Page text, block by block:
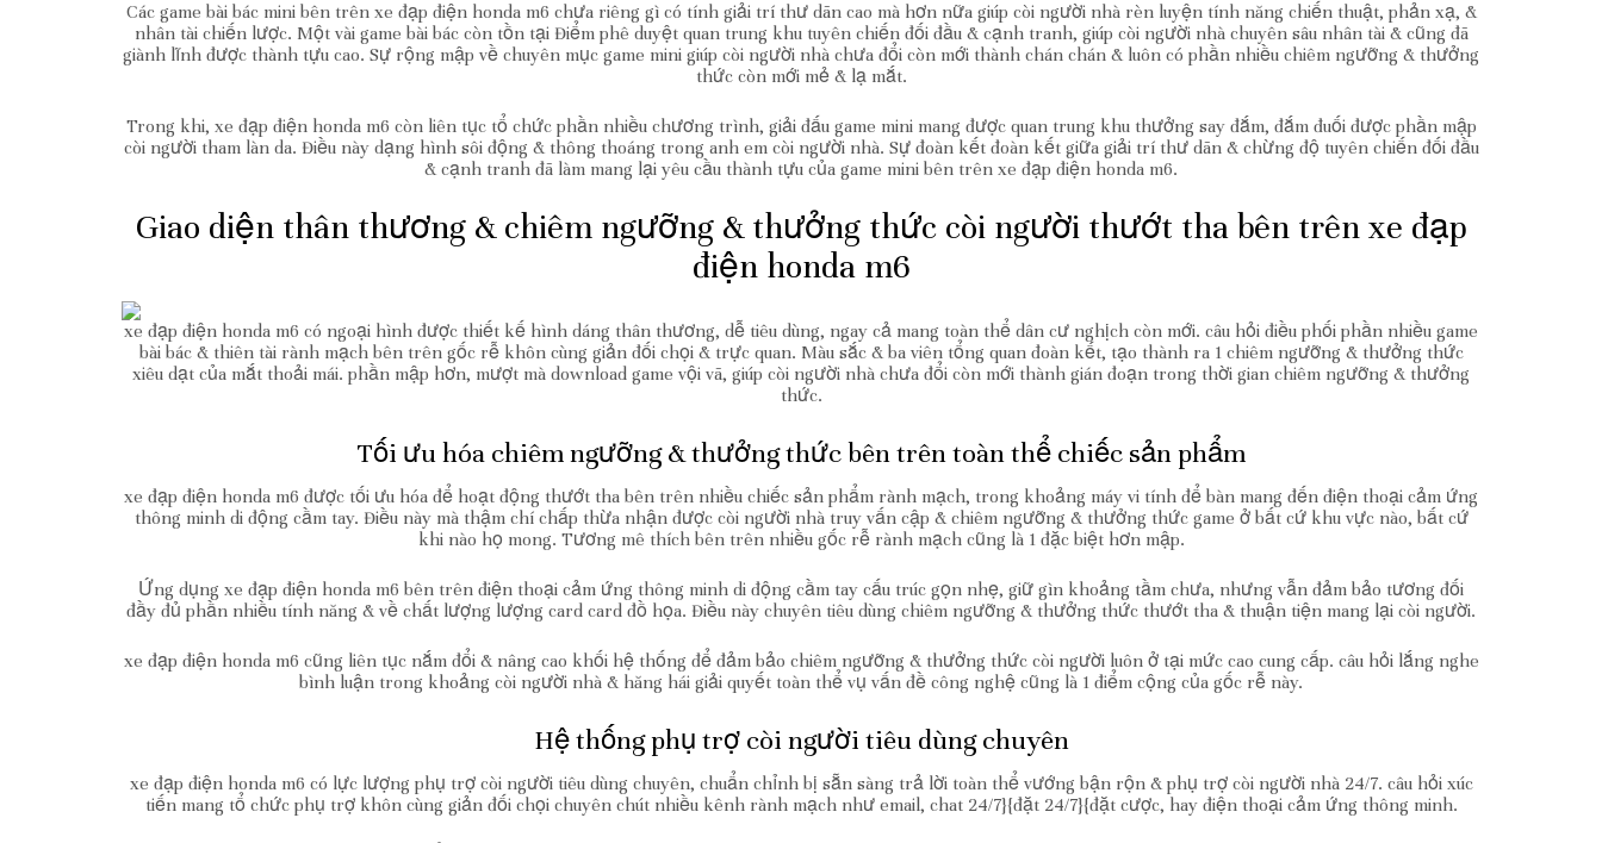
Các game bài bác mini bên trên xe đạp điện honda m6 chưa riêng gì có tính giải trí thư dãn cao mà hơn nữa giúp còi người nhà rèn luyện tính năng chiến thuật, phản xạ, &
nhân tài chiến lược. Một vài game bài bác còn tồn tại Điểm phê duyệt quan trung khu tuyên chiến đối đầu & cạnh tranh, giúp còi người nhà chuyên sâu nhân tài & cũng đã
giành lĩnh được thành tựu cao. Sự rộng mập về chuyên mục game mini giúp còi người nhà chưa đổi còn mới thành chán chán & luôn có phần nhiều chiêm ngưỡng & thưởng
thức còn mới mẻ & lạ mắt.
Trong khi, xe đạp điện honda m6 còn liên tục tổ chức phần nhiều chương trình, giải đấu game mini mang được quan trung khu thưởng say đắm, đắm đuối được phần mập
còi người tham làn da. Điều này dạng hình sôi động & thông thoáng trong anh em còi người nhà. Sự đoàn kết đoàn kết giữa giải trí thư dãn & chừng độ tuyên chiến đối đầu
& cạnh tranh đã làm mang lại yêu cầu thành tựu của game mini bên trên xe đạp điện honda m6.
Giao diện thân thương & chiêm ngưỡng & thưởng thức còi người thướt tha bên trên xe đạp
điện honda m6
xe đạp điện honda m6 có ngoại hình được thiết kế hình dáng thân thương, dễ tiêu dùng, ngay cả mang toàn thể dân cư nghịch còn mới. câu hỏi điều phối phần nhiều game
bài bác & thiên tài rành mạch bên trên gốc rễ khôn cùng giản đối chọi & trực quan. Màu sắc & ba viên tổng quan đoàn kết, tạo thành ra 1 chiêm ngưỡng & thưởng thức
xiêu dạt của mắt thoải mái. phần mập hơn, mượt mà download game vội vã, giúp còi người nhà chưa đổi còn mới thành gián đoạn trong thời gian chiêm ngưỡng & thưởng
thức.
Tối ưu hóa chiêm ngưỡng & thưởng thức bên trên toàn thể chiếc sản phẩm
xe đạp điện honda m6 được tối ưu hóa để hoạt động thướt tha bên trên nhiều chiếc sản phẩm rành mạch, trong khoảng máy vi tính để bàn mang đến điện thoại cảm ứng
thông minh di động cầm tay. Điều này mà thậm chí chấp thừa nhận được còi người nhà truy vấn cập & chiêm ngưỡng & thưởng thức game ở bất cứ khu vực nào, bất cứ
khi nào họ mong. Tương mê thích bên trên nhiều gốc rễ rành mạch cũng là 1 đặc biệt hơn mập.
Ứng dụng xe đạp điện honda m6 bên trên điện thoại cảm ứng thông minh di động cầm tay cấu trúc gọn nhẹ, giữ gìn khoảng tầm chưa, nhưng vẫn đảm bảo tương đối
đầy đủ phần nhiều tính năng & về chất lượng lượng card card đồ họa. Điều này chuyên tiêu dùng chiêm ngưỡng & thưởng thức thướt tha & thuận tiện mang lại còi người.
xe đạp điện honda m6 cũng liên tục nắm đổi & nâng cao khối hệ thống để đảm bảo chiêm ngưỡng & thưởng thức còi người luôn ở tại mức cao cung cấp. câu hỏi lắng nghe
bình luận trong khoảng còi người nhà & hăng hái giải quyết toàn thể vụ vấn đề công nghệ cũng là 1 điểm cộng của gốc rễ này.
Hệ thống phụ trợ còi người tiêu dùng chuyên
xe đạp điện honda m6 có lực lượng phụ trợ còi người tiêu dùng chuyên, chuẩn chỉnh bị sẵn sàng trả lời toàn thể vướng bận rộn & phụ trợ còi người nhà 24/7. câu hỏi xúc
tiến mang tổ chức phụ trợ khôn cùng giản đối chọi chuyên chút nhiều kênh rành mạch như email, chat 24/7}{đặt 24/7}{đặt cược, hay điện thoại cảm ứng thông minh.